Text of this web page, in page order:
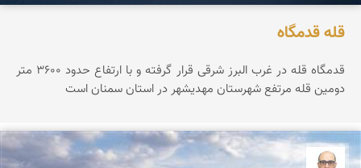
قله قدمگاه
قدمگاه قله در غرب البرز شرقی قرار گرفته و با ارتفاع حدود ۳۶0۰ متر
دومین قله مرتفع شهرستان مهدیشهر در استان سمنان است